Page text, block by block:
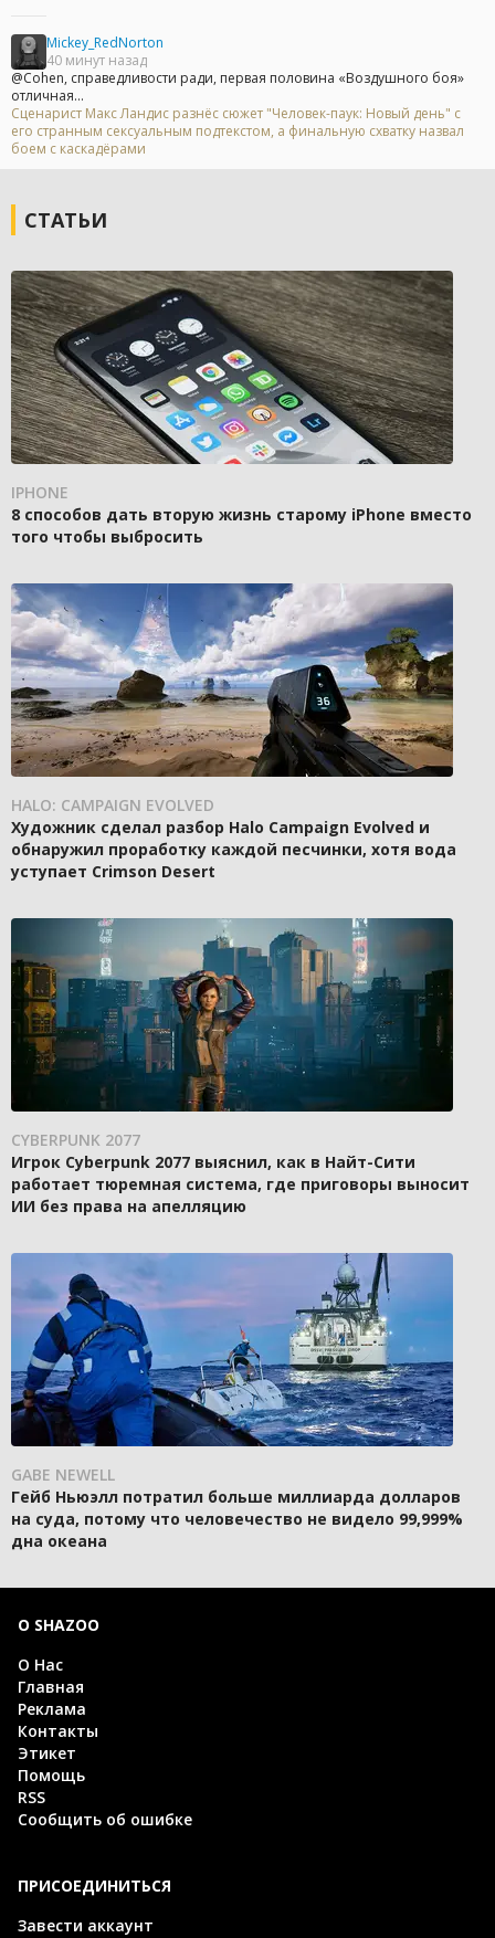
Mickey_RedNorton
40 минут назад
@Cohen, справедливости ради, первая половина «Воздушного боя»
отличная...
Сценарист Макс Ландис разнёс сюжет "Человек-паук: Новый день" с
его странным сексуальным подтекстом, а финальную схватку назвал
боем с каскадёрами
СТАТЬИ
IPHONE
8 способов дать вторую жизнь старому iPhone вместо
того чтобы выбросить
HALO: CAMPAIGN EVOLVED
Художник сделал разбор Halo Campaign Evolved и
обнаружил проработку каждой песчинки, хотя вода
уступает Crimson Desert
CYBERPUNK 2077
Игрок Cyberpunk 2077 выяснил, как в Найт-Сити
работает тюремная система, где приговоры выносит
ИИ без права на апелляцию
GABE NEWELL
Гейб Ньюэлл потратил больше миллиарда долларов
на суда, потому что человечество не видело 99,999%
дна океана
О SHAZOO
О Нас
Главная
Реклама
Контакты
Этикет
Помощь
RSS
Сообщить об ошибке
ПРИСОЕДИНИТЬСЯ
Завести аккаунт